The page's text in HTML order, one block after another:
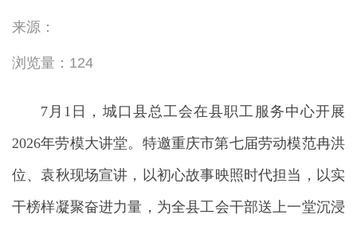
来源：
浏览量：124
7月1日，城口县总工会在县职工服务中心开展
2026年劳模大讲堂。特邀重庆市第七届劳动模范冉洪
位、袁秋现场宣讲，以初心故事映照时代担当，以实
干榜样凝聚奋进力量，为全县工会干部送上一堂沉浸